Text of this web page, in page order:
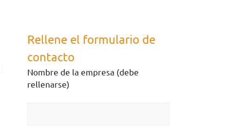
Rellene el formulario de
contacto
Nombre de la empresa (debe
rellenarse)